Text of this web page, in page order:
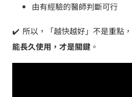
由有經驗的醫師判斷可行
✔️ 所以，「越快越好」不是重點，
能長久使用，才是關鍵 。